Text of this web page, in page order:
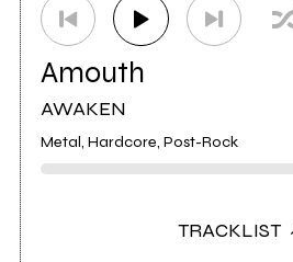
Amouth
AWAKEN
Metal, Hardcore, Post-Rock
TRACKLIST